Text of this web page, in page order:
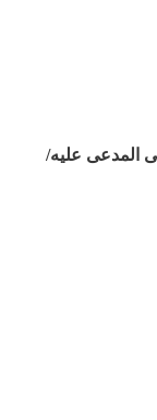
المدعى عليه/